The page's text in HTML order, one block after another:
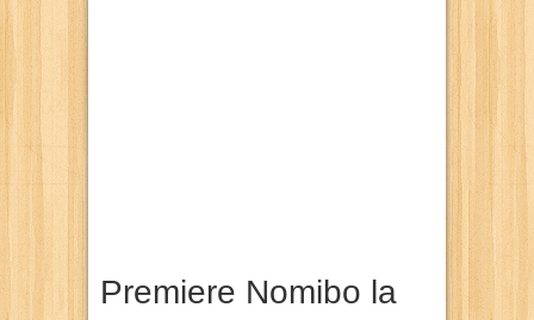
Premiere Nomibo la